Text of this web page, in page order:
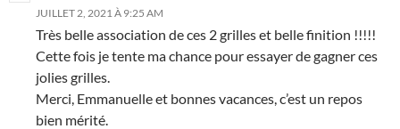
JUILLET 2, 2021 À 9:25 AM
Très belle association de ces 2 grilles et belle finition !!!!!
Cette fois je tente ma chance pour essayer de gagner ces
jolies grilles.
Merci, Emmanuelle et bonnes vacances, c’est un repos
bien mérité.